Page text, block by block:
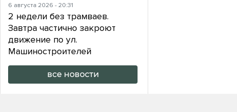
6 августа 2026 - 20:31
2 недели без трамваев.
Завтра частично закроют
движение по ул.
Машиностроителей
все новости